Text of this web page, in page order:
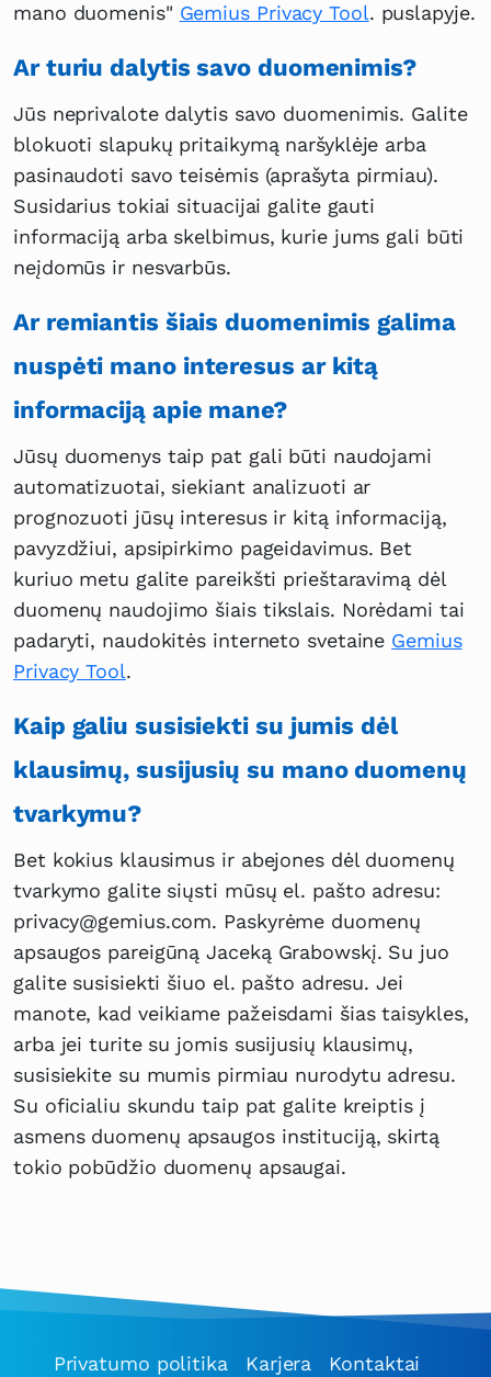
mano duomenis" Gemius Privacy Tool. puslapyje.
Ar turiu dalytis savo duomenimis?
Jūs neprivalote dalytis savo duomenimis. Galite
blokuoti slapukų pritaikymą naršyklėje arba
pasinaudoti savo teisėmis (aprašyta pirmiau).
Susidarius tokiai situacijai galite gauti
informaciją arba skelbimus, kurie jums gali būti
neįdomūs ir nesvarbūs.
Ar remiantis šiais duomenimis galima
nuspėti mano interesus ar kitą
informaciją apie mane?
Jūsų duomenys taip pat gali būti naudojami
automatizuotai, siekiant analizuoti ar
prognozuoti jūsų interesus ir kitą informaciją,
pavyzdžiui, apsipirkimo pageidavimus. Bet
kuriuo metu galite pareikšti prieštaravimą dėl
duomenų naudojimo šiais tikslais. Norėdami tai
padaryti, naudokitės interneto svetaine Gemius
Privacy Tool.
Kaip galiu susisiekti su jumis dėl
klausimų, susijusių su mano duomenų
tvarkymu?
Bet kokius klausimus ir abejones dėl duomenų
tvarkymo galite siųsti mūsų el. pašto adresu:
privacy@gemius.com. Paskyrėme duomenų
apsaugos pareigūną Jaceką Grabowskį. Su juo
galite susisiekti šiuo el. pašto adresu. Jei
manote, kad veikiame pažeisdami šias taisykles,
arba jei turite su jomis susijusių klausimų,
susisiekite su mumis pirmiau nurodytu adresu.
Su oficialiu skundu taip pat galite kreiptis į
asmens duomenų apsaugos instituciją, skirtą
tokio pobūdžio duomenų apsaugai.
Privatumo politika Karjera Kontaktai